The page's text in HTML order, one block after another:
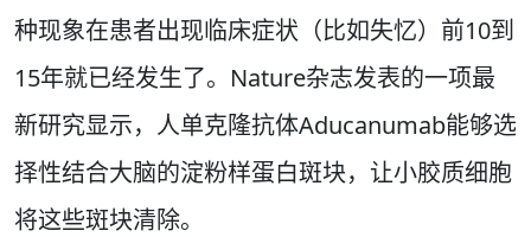
种现象在患者出现临床症状（比如失忆）前10到
15年就已经发生了。Nature杂志发表的一项最
新研究显示，人单克隆抗体Aducanumab能够选
择性结合大脑的淀粉样蛋白斑块，让小胶质细胞
将这些斑块清除。